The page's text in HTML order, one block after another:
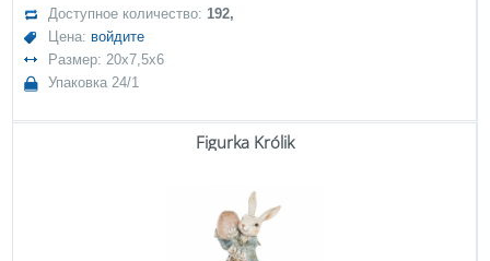
Доступное количество:192,
Цена: войдите
Размер: 20x7,5x6
Упаковка 24/1
Figurka Królik